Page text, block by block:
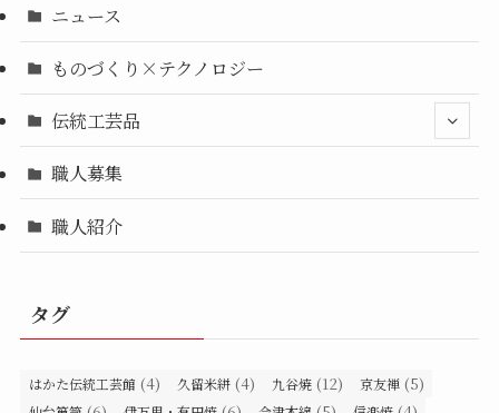
ニュース
ものづくり×テクノロジー
伝統工芸品
職人募集
職人紹介
タグ
はかた伝統工芸館 (4) 久留米絣 (4) 九谷焼 (12) 京友禅 (5)